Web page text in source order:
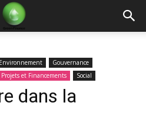
Environnement
Gouvernance
Projets et Financements Social
dans la